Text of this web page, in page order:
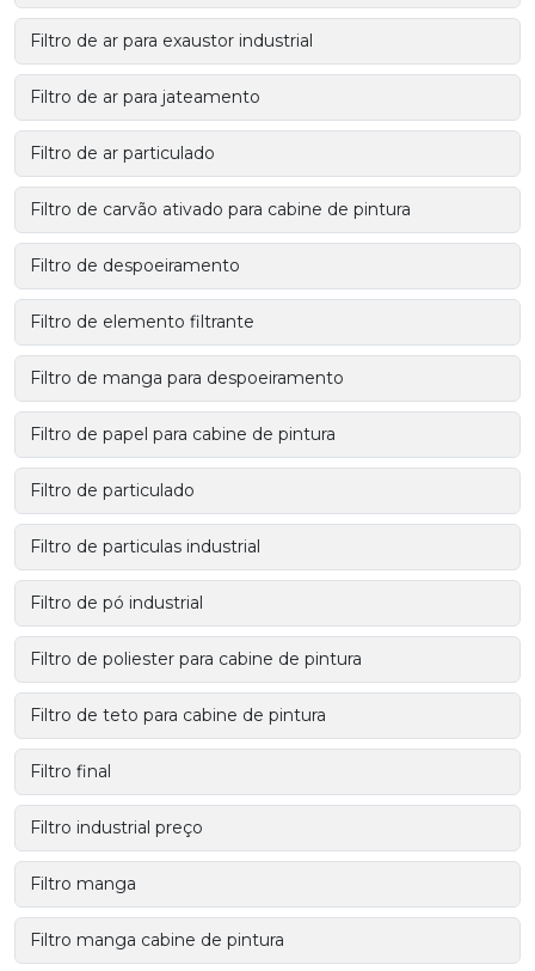
Filtro de ar para exaustor industrial
Filtro de ar para jateamento
Filtro de ar particulado
Filtro de carvão ativado para cabine de pintura
Filtro de despoeiramento
Filtro de elemento filtrante
Filtro de manga para despoeiramento
Filtro de papel para cabine de pintura
Filtro de particulado
Filtro de particulas industrial
Filtro de pó industrial
Filtro de poliester para cabine de pintura
Filtro de teto para cabine de pintura
Filtro final
Filtro industrial preço
Filtro manga
Filtro manga cabine de pintura